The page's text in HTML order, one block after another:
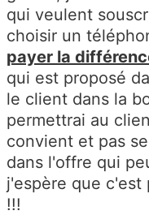
qui veulent
choisir un
payer la
qui est proposé
le client dans la
permettrai au
convient et pas
dans l'offre qui
j'espère que c'est
!!!